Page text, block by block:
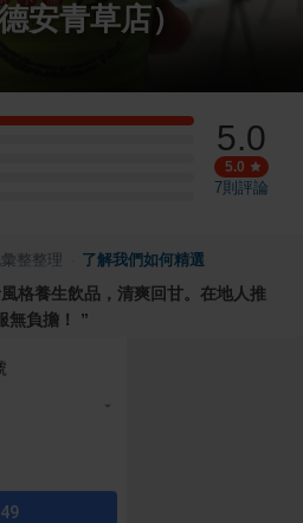
安青草店）
5.0
5.0
7則評論
整整理 了解我們如何精選
格養生飲品，清爽回甘。在地人推
無負擔！ ”